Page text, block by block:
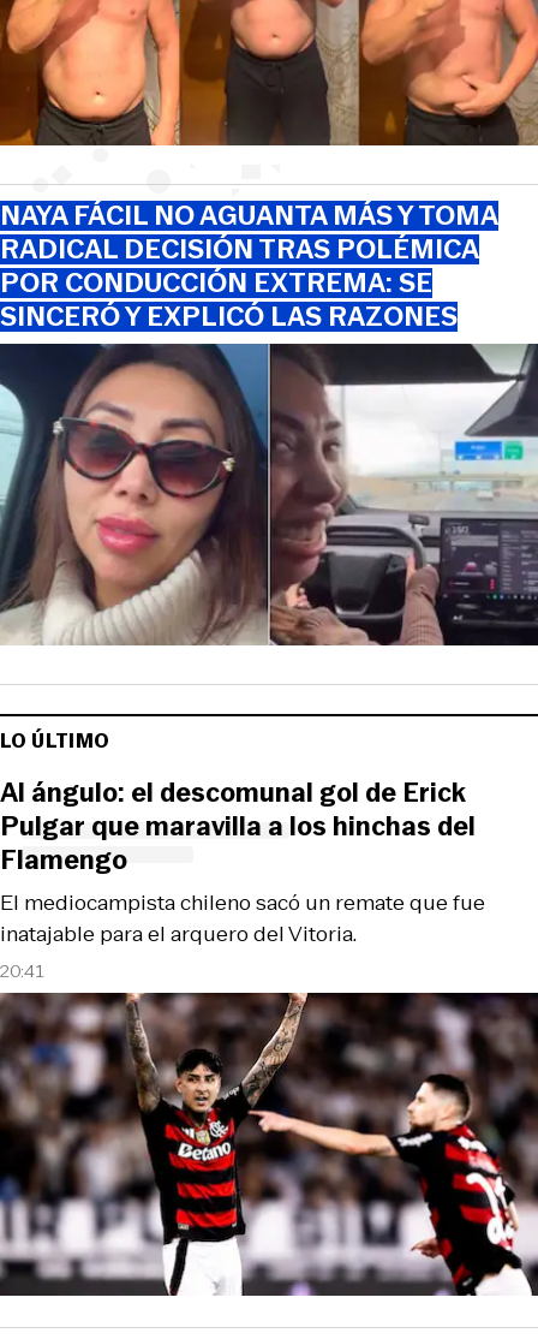
NAYA FÁCIL NO AGUANTA MÁS Y TOMA
RADICAL DECISIÓN TRAS POLÉMICA
POR CONDUCCIÓN EXTREMA: SE
SINCERÓ Y EXPLICÓ LAS RAZONES
LO ÚLTIMO
20:41
El mediocampista chileno sacó un remate que fue
inatajable para el arquero del Vitoria.
Al ángulo: el descomunal gol de Erick
Pulgar que maravilla a los hinchas del
Flamengo